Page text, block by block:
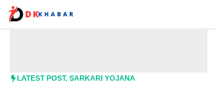
content
LATEST POST, SARKARI YOJANA